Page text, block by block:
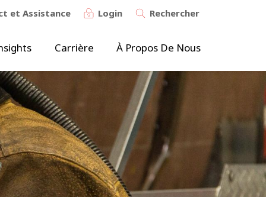
et Assistance Login Rechercher
Carrière À Propos De Nous